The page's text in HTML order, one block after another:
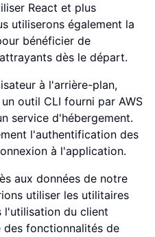
React et plus
utiliserons également la
bénéficier de
dès le départ.
à l'arrière-plan,
outil CLI fourni par AWS
service d'hébergement.
l'authentification des
à l'application.
aux données de notre
utiliser les utilitaires
l'utilisation du client
fonctionnalités de